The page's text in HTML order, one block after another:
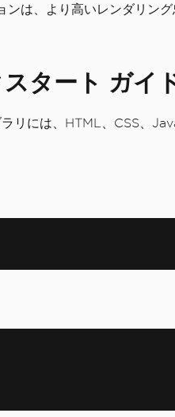
は、より高いレンダリン
タート ガイ
リには、HTML、CSS、